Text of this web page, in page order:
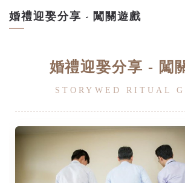
婚禮迎娶分享 - 闖關遊戲
婚禮迎娶分享 - 闖
STORYWED RITUAL